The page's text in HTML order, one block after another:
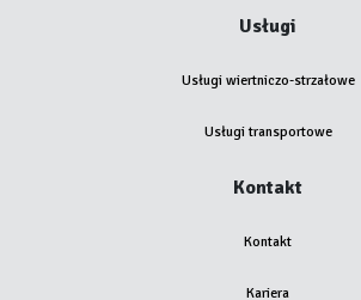
Usługi
Usługi wiertniczo-strzałowe
Usługi transportowe
Kontakt
Kontakt
Kariera